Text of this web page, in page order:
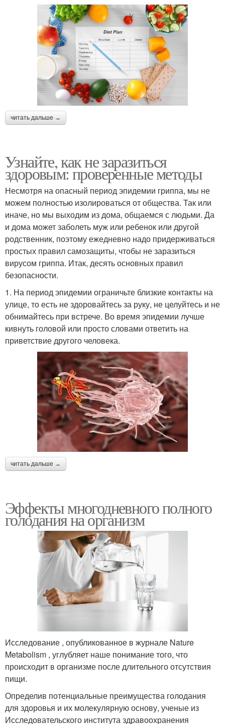
читать дальше →
Узнайте, как не заразиться
здоровым: проверенные методы
Несмотря на опасный период эпидемии гриппа, мы не
можем полностью изолироваться от общества. Так или
иначе, но мы выходим из дома, общаемся с людьми. Да
и дома может заболеть муж или ребенок или другой
родственник, поэтому ежедневно надо придерживаться
простых правил самозащиты, чтобы не заразиться
вирусом гриппа. Итак, десять основных правил
безопасности.
1. На период эпидемии ограничьте близкие контакты на
улице, то есть не здоровайтесь за руку, не целуйтесь и не
обнимайтесь при встрече. Во время эпидемии лучше
кивнуть головой или просто словами ответить на
приветствие другого человека.
читать дальше →
Эффекты многодневного полного
голодания на организм
Исследование , опубликованное в журнале Nature
Metabolism , углубляет наше понимание того, что
происходит в организме после длительного отсутствия
пищи.
Определив потенциальные преимущества голодания
для здоровья и их молекулярную основу, ученые из
Исследовательского института здравоохранения